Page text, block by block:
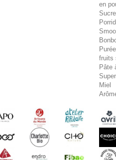
en
Sucre
fruits
Pâte
Miel